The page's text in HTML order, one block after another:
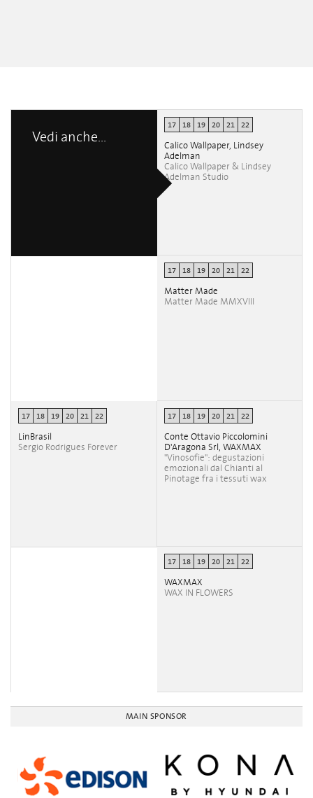
Vedi anche...
17 18 19 20 21 22
Calico Wallpaper, Lindsey
Adelman
Calico Wallpaper & Lindsey
Adelman Studio
17 18 19 20 21 22
Matter Made
Matter Made MMXVIII
17 18 19 20 21 22
LinBrasil
Sergio Rodrigues Forever
17 18 19 20 21 22
Conte Ottavio Piccolomini
D'Aragona Srl, WAXMAX
"Vinosofie": degustazioni
emozionali dal Chianti al
Pinotage fra i tessuti wax
17 18 19 20 21 22
WAXMAX
WAX IN FLOWERS
MAIN SPONSOR